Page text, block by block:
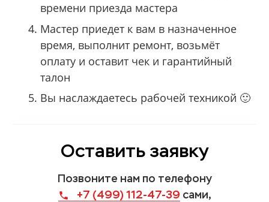
времени приезда мастера
Мастер приедет к вам в назначенное
время, выполнит ремонт, возьмёт
оплату и оставит чек и гарантийный
талон
Вы наслаждаетесь рабочей техникой 🙂
Оставить заявку
Позвоните нам по телефону
+7 (499) 112-47-39 сами,